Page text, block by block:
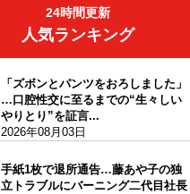
24時間更新
人気ランキング
「ズボンとパンツをおろしました」
…口腔性交に至るまでの“生々しい
やりとり”を証言...
2026年08月03日
手紙1枚で退所通告…藤あや子の独
立トラブルにバーニング二代目社長